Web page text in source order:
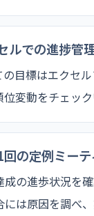
ルでの進捗管
の目標はエクセ
位変動をチェック
の定例ミー
成の進歩状況を
には原因を調べ